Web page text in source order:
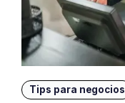
Tips para negocios